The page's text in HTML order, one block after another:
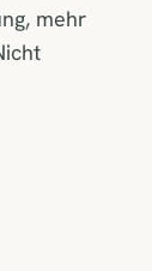
mehr